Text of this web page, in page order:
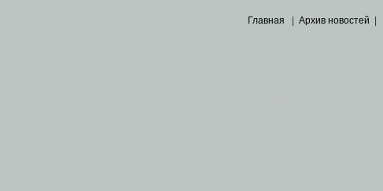
Главная | Архив новостей |